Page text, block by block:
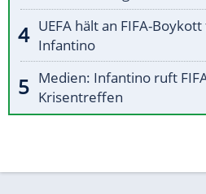
UEFA hält an FIFA-
Infantino
Medien: Infantino ruft
Krisentreffen